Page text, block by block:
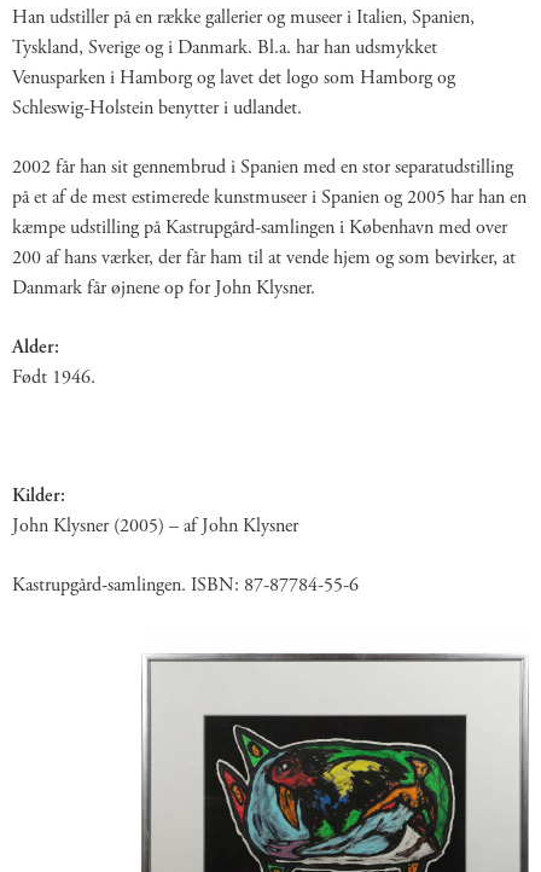
Han udstiller på en række gallerier og museer i Italien, Spanien,
Tyskland, Sverige og i Danmark. Bl.a. har han udsmykket
Venusparken i Hamborg og lavet det logo som Hamborg og
Schleswig-Holstein benytter i udlandet.
2002 får han sit gennembrud i Spanien med en stor separatudstilling
på et af de mest estimerede kunstmuseer i Spanien og 2005 har han en
kæmpe udstilling på Kastrupgård-samlingen i København med over
200 af hans værker, der får ham til at vende hjem og som bevirker, at
Danmark får øjnene op for John Klysner.
Alder:
Født 1946.
Kilder:
John Klysner (2005) – af John Klysner
Kastrupgård-samlingen. ISBN: 87-87784-55-6